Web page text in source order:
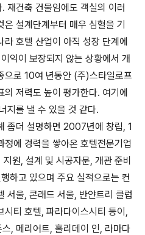
재건축 건물임에도 객실의 이 러
설계단계부터 매우 심혈을 기
라 호텔 산업이 아직 성장 단계에
익이 보장되지 않는 상황에서 개
으로 10여 년동안 (주)스타일로프
의 저력도 높이 평가한다. 여기에
지를 낼 수 있을 것 같다.
좀더 설명하면 2007년에 창립, 1
정에 경력을 쌓아온 호텔전문기업
원, 설계 및 시공자문, 개관 준비
하고 있으며 주요 실적으로는 컨
서울, 콘래드 서울, 반얀트리 클럽
티 호텔, 파라다이스시티 등이,
, 메리어트, 홀리데이 인, 라마다